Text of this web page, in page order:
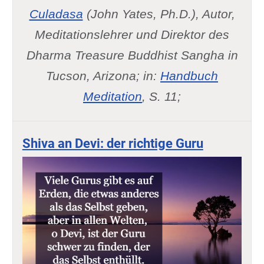
Culadasa (John Yates, Ph.D.), Autor,
Meditationslehrer und Direktor des
Dharma Treasure Buddhist Sangha in
Tucson, Arizona; in: Handbuch
Meditation, S. 11;
Shiva an Devi: der richtige Guru